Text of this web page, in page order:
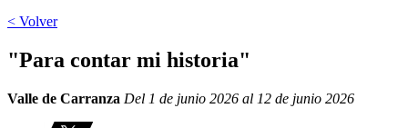
< Volver
"Para contar mi historia"
Valle de Carranza Del 1 de junio 2026 al 12 de junio 2026